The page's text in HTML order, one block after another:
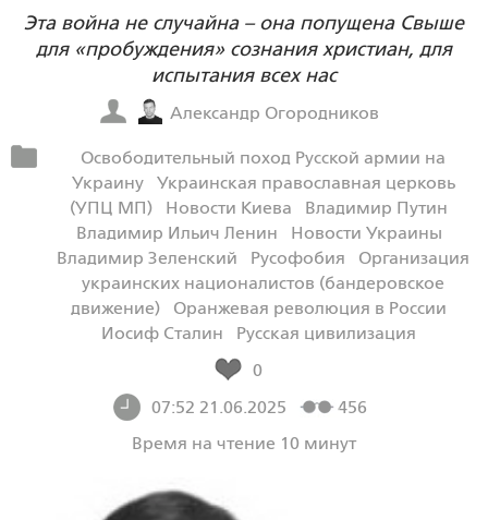
Эта война не случайна – она попущена Свыше
для «пробуждения» сознания христиан, для
испытания всех нас
Александр Огородников
Освободительный поход Русской армии на
Украину
Украинская православная церковь
(УПЦ МП)
Новости Киева
Владимир Путин
Владимир Ильич Ленин
Новости Украины
Владимир Зеленский
Русофобия
Организация
украинских националистов (бандеровское
движение)
Оранжевая революция в России
Иосиф Сталин
Русская цивилизация
0
07:52 21.06.2025
456
Время на чтение 10 минут